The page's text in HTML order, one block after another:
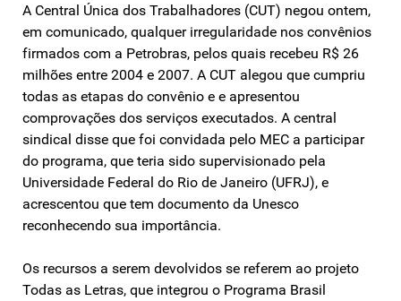
A Central Única dos Trabalhadores (CUT) negou ontem,
em comunicado, qualquer irregularidade nos convênios
firmados com a Petrobras, pelos quais recebeu R$ 26
milhões entre 2004 e 2007. A CUT alegou que cumpriu
todas as etapas do convênio e e apresentou
comprovações dos serviços executados. A central
sindical disse que foi convidada pelo MEC a participar
do programa, que teria sido supervisionado pela
Universidade Federal do Rio de Janeiro (UFRJ), e
acrescentou que tem documento da Unesco
reconhecendo sua importância.
Os recursos a serem devolvidos se referem ao projeto
Todas as Letras, que integrou o Programa Brasil